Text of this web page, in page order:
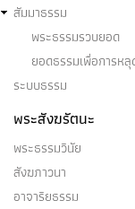
บุคคลมีปฏิภ
สัมมาธรรม
พระธรรมรวบยอด
ยอดธรรมเพื่อการห
ระบบธรรม
พระสังฆรัตนะ
พระธรรมวินัย
สังฆภาวนา
อาจาริยธรรม